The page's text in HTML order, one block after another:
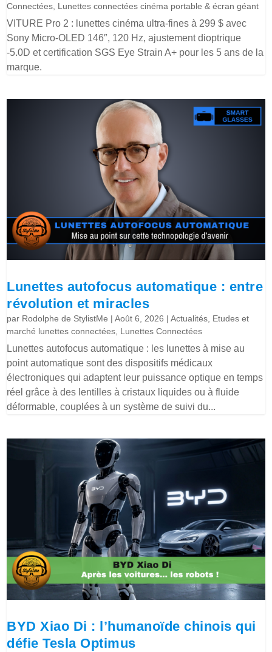
Connectées Lunettes connectées cinéma portable & écran géant
VITURE Pro 2 : lunettes cinéma ultra-fines à 299 $ avec
Sony Micro-OLED 146″, 120 Hz, ajustement dioptrique
-5.0D et certification SGS Eye Strain A+ pour les 5 ans de la
marque.
Lunettes autofocus automatique : entre
révolution et miracles
par Rodolphe de StylistMe |Août 6, 2026 |Actualités Etudes et
marché lunettes connectées Lunettes Connectées
Lunettes autofocus automatique : les lunettes à mise au
point automatique sont des dispositifs médicaux
électroniques qui adaptent leur puissance optique en temps
réel grâce à des lentilles à cristaux liquides ou à fluide
déformable, couplées à un système de suivi du...
BYD Xiao Di : l’humanoïde chinois qui
défie Tesla Optimus